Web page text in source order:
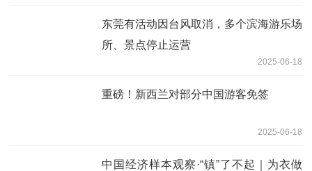
东莞有活动因台风取消，多个滨海游乐场
所、景点停止运营
2025-06-18
重磅！新西兰对部分中国游客免签
2025-06-18
中国经济样本观察·“镇”了不起｜为衣做